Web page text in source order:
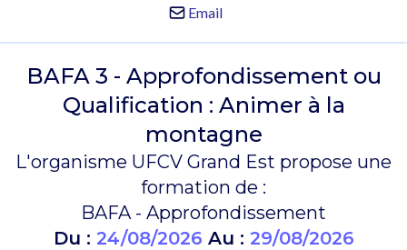
Email
BAFA 3 - Approfondissement ou
Qualification : Animer à la
montagne
L'organisme UFCV Grand Est propose une
formation de :
BAFA - Approfondissement
Du : 24/08/2026 Au : 29/08/2026